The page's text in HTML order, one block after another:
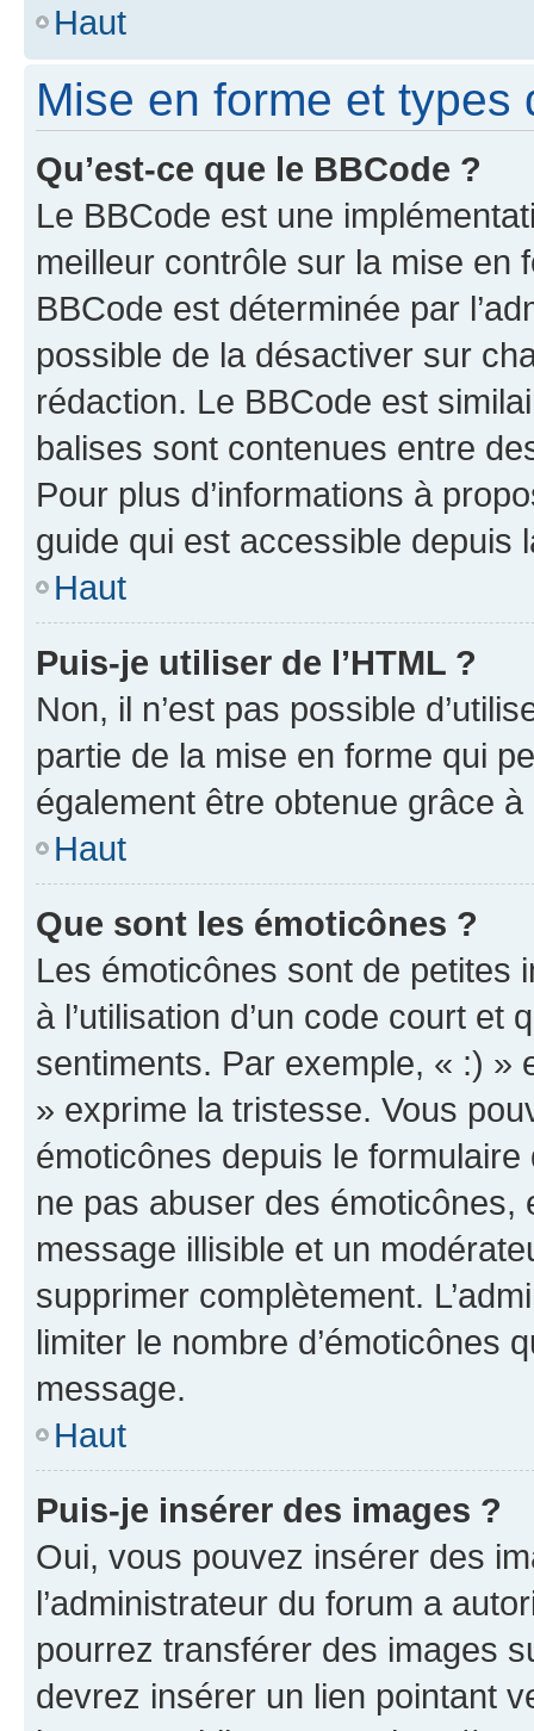
Haut
Mise en forme et types
Qu’est-ce que le BBCode ?
Le BBCode est une
meilleur contrôle sur la mise en
BBCode est déterminée par
possible de la désactiver sur
rédaction. Le BBCode est
balises sont contenues entre
Pour plus d’informations à
guide qui est accessible depuis
Haut
Puis-je utiliser de l’HTML ?
Non, il n’est pas possible
partie de la mise en forme qui
également être obtenue grâce à
Haut
Que sont les émoticônes ?
Les émoticônes sont de petites
à l’utilisation d’un code court et
sentiments. Par exemple, « :) »
» exprime la tristesse. Vous
émoticônes depuis le
ne pas abuser des
message illisible et un
supprimer complètement.
limiter le nombre d’émoticônes
message.
Haut
Puis-je insérer des images ?
Oui, vous pouvez insérer des
l’administrateur du forum a
pourrez transférer des images
devrez insérer un lien pointant